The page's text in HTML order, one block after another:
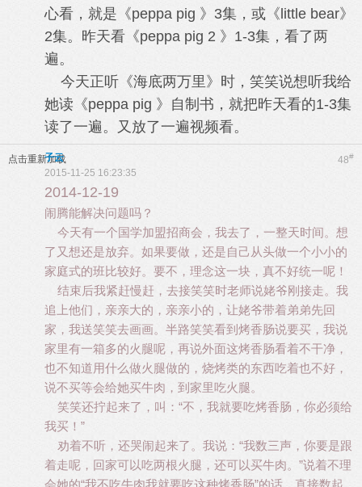
心看，就是《peppa pig 》3集，或《little bear》
2集。昨天看《peppa pig 2 》1-3集，看了两
遍。
今天正听《海底两万里》时，笑笑说想听我给
她读《peppa pig 》自制书，就把昨天看的1-3集
读了一遍。又放了一遍视频看。
点击重新加载 48#
子云
2015-11-25 16:23:35
2014-12-19
闹腾能解决问题吗？
今天有一个国学加盟招商会，我去了，一整天时间。想
了又想还是放弃。如果要做，还是自己从头做一个小小的
家庭式的班比较好。要不，理念这一块，真不好统一呢！
结束后我紧赶慢赶，去接笑笑时老师说姥爷刚接走。我
追上他们，亲亲大的，亲亲小的，让姥爷带着弟弟先回
家，我送笑笑去画画。半路笑笑看到烤香肠说要买，我说
家里有一箱多的火腿呢，再说外面这烤香肠看着不干净，
也不知道用什么做火腿做的，烧烤类的东西吃着也不好，
说不买等会给她买牛肉，到家里吃火腿。
笑笑还拧起来了，叫：“不，我就要吃烤香肠，你必须给
我买！”
劝着不听，还哭闹起来了。我说：“我数三声，你要是跟
着走呢，回家可以吃两根火腿，还可以买牛肉。”说着不理
会她的“我不吃牛肉我就要吃这种烤香肠”的话，直接数起